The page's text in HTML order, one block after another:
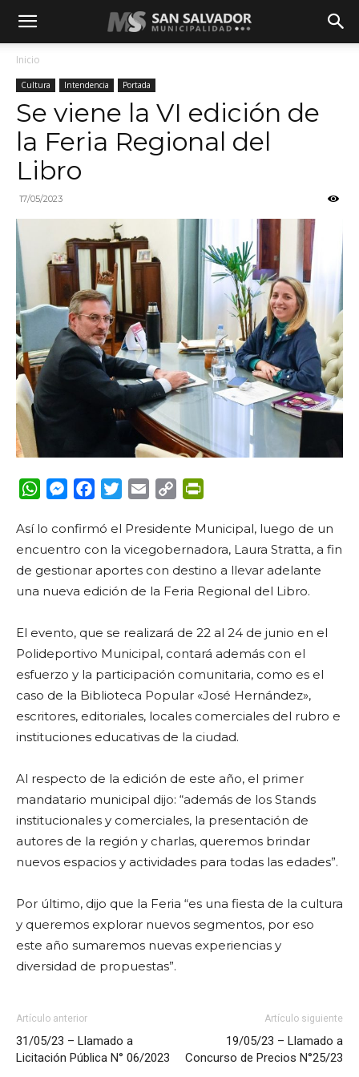
Inicio
Cultura Intendencia Portada
Se viene la VI edición de
la Feria Regional del
Libro
17/05/2023
WhatsApp
Messenger
FacebookTwitterEmail Copy
Así lo confirmó el Presidente Municipal, luego de un
encuentro con la vicegobernadora, Laura Stratta, a fin
de gestionar aportes con destino a llevar adelante
una nueva edición de la Feria Regional del Libro.
El evento, que se realizará de 22 al 24 de junio en el
Polideportivo Municipal, contará además con el
esfuerzo y la participación comunitaria, como es el
caso de la Biblioteca Popular «José Hernández»,
escritores, editoriales, locales comerciales del rubro e
instituciones educativas de la ciudad.
Al respecto de la edición de este año, el primer
mandatario municipal dijo: “además de los Stands
institucionales y comerciales, la presentación de
autores de la región y charlas, queremos brindar
nuevos espacios y actividades para todas las edades”.
Por último, dijo que la Feria “es una fiesta de la cultura
y queremos explorar nuevos segmentos, por eso
este año sumaremos nuevas experiencias y
diversidad de propuestas”.
Artículo anterior
31/05/23 – Llamado a
Licitación Pública N° 06/2023
Artículo siguiente
19/05/23 – Llamado a
Concurso de Precios N°25/23